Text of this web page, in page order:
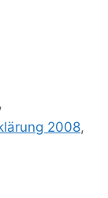
,
2008,